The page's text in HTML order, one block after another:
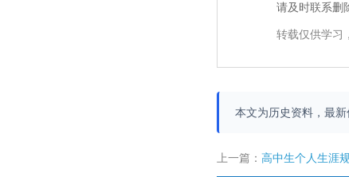
请及时联系删
转载仅供学习
本文为历史资料，最
上一篇： 高中生个人生涯